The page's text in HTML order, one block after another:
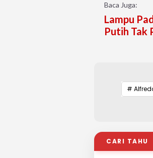
Baca Juga:
Lampu
Putih Tak
#
CARI TAHU